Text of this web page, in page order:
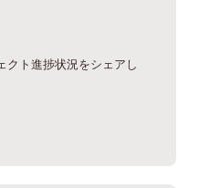
クト進捗状況をシェアし